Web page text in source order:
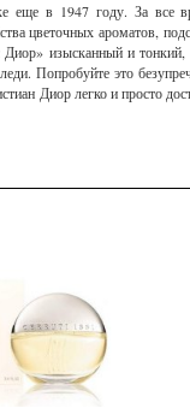
еще в 1947 году. За все
цветочных ароматов,
изысканный и
Попробуйте это
Диор легко и просто